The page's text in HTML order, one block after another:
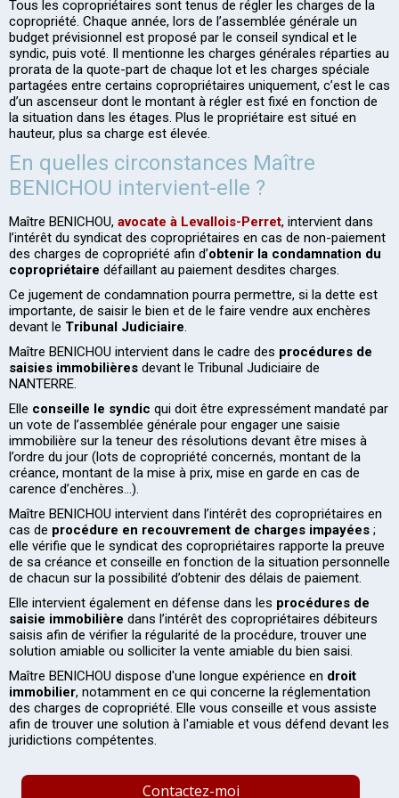
Tous les copropriétaires sont tenus de régler les charges de la
copropriété. Chaque année, lors de l’assemblée générale un
budget prévisionnel est proposé par le conseil syndical et le
syndic, puis voté. Il mentionne les charges générales réparties au
prorata de la quote-part de chaque lot et les charges spéciale
partagées entre certains copropriétaires uniquement, c’est le cas
d’un ascenseur dont le montant à régler est fixé en fonction de
la situation dans les étages. Plus le propriétaire est situé en
hauteur, plus sa charge est élevée.
En quelles circonstances Maître
BENICHOU intervient-elle ?
Maître BENICHOU, avocate à Levallois-Perret, intervient dans
l’intérêt du syndicat des copropriétaires en cas de non-paiement
des charges de copropriété afin d’obtenir la condamnation du
copropriétaire défaillant au paiement desdites charges.
Ce jugement de condamnation pourra permettre, si la dette est
importante, de saisir le bien et de le faire vendre aux enchères
devant le Tribunal Judiciaire.
Maître BENICHOU intervient dans le cadre des procédures de
saisies immobilières devant le Tribunal Judiciaire de
NANTERRE.
Elle conseille le syndic qui doit être expressément mandaté par
un vote de l’assemblée générale pour engager une saisie
immobilière sur la teneur des résolutions devant être mises à
l’ordre du jour (lots de copropriété concernés, montant de la
créance, montant de la mise à prix, mise en garde en cas de
carence d’enchères…).
Maître BENICHOU intervient dans l’intérêt des copropriétaires en
cas de procédure en recouvrement de charges impayées ;
elle vérifie que le syndicat des copropriétaires rapporte la preuve
de sa créance et conseille en fonction de la situation personnelle
de chacun sur la possibilité d’obtenir des délais de paiement.
Elle intervient également en défense dans les procédures de
saisie immobilière dans l’intérêt des copropriétaires débiteurs
saisis afin de vérifier la régularité de la procédure, trouver une
solution amiable ou solliciter la vente amiable du bien saisi.
Maître BENICHOU dispose d'une longue expérience en droit
immobilier, notamment en ce qui concerne la réglementation
des charges de copropriété. Elle vous conseille et vous assiste
afin de trouver une solution à l'amiable et vous défend devant les
juridictions compétentes.
Contactez-moi